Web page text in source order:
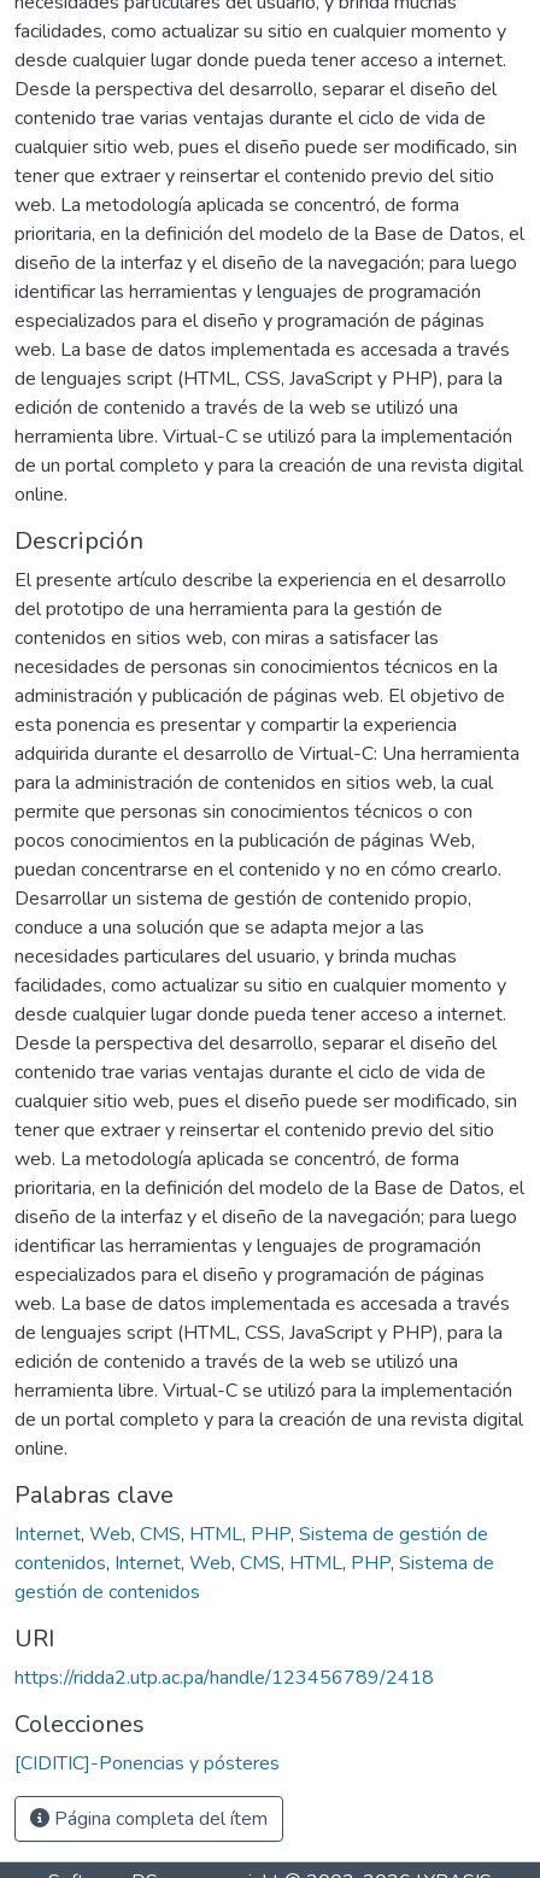
facilidades, como actualizar su sitio en cualquier momento y
desde cualquier lugar donde pueda tener acceso a internet.
Desde la perspectiva del desarrollo, separar el diseño del
contenido trae varias ventajas durante el ciclo de vida de
cualquier sitio web, pues el diseño puede ser modificado, sin
tener que extraer y reinsertar el contenido previo del sitio
web. La metodología aplicada se concentró, de forma
prioritaria, en la definición del modelo de la Base de Datos, el
diseño de la interfaz y el diseño de la navegación; para luego
identificar las herramientas y lenguajes de programación
especializados para el diseño y programación de páginas
web. La base de datos implementada es accesada a través
de lenguajes script (HTML, CSS, JavaScript y PHP), para la
edición de contenido a través de la web se utilizó una
herramienta libre. Virtual-C se utilizó para la implementación
de un portal completo y para la creación de una revista digital
online.
Descripción
El presente artículo describe la experiencia en el desarrollo
del prototipo de una herramienta para la gestión de
contenidos en sitios web, con miras a satisfacer las
necesidades de personas sin conocimientos técnicos en la
administración y publicación de páginas web. El objetivo de
esta ponencia es presentar y compartir la experiencia
adquirida durante el desarrollo de Virtual-C: Una herramienta
para la administración de contenidos en sitios web, la cual
permite que personas sin conocimientos técnicos o con
pocos conocimientos en la publicación de páginas Web,
puedan concentrarse en el contenido y no en cómo crearlo.
Desarrollar un sistema de gestión de contenido propio,
conduce a una solución que se adapta mejor a las
necesidades particulares del usuario, y brinda muchas
facilidades, como actualizar su sitio en cualquier momento y
desde cualquier lugar donde pueda tener acceso a internet.
Desde la perspectiva del desarrollo, separar el diseño del
contenido trae varias ventajas durante el ciclo de vida de
cualquier sitio web, pues el diseño puede ser modificado, sin
tener que extraer y reinsertar el contenido previo del sitio
web. La metodología aplicada se concentró, de forma
prioritaria, en la definición del modelo de la Base de Datos, el
diseño de la interfaz y el diseño de la navegación; para luego
identificar las herramientas y lenguajes de programación
especializados para el diseño y programación de páginas
web. La base de datos implementada es accesada a través
de lenguajes script (HTML, CSS, JavaScript y PHP), para la
edición de contenido a través de la web se utilizó una
herramienta libre. Virtual-C se utilizó para la implementación
de un portal completo y para la creación de una revista digital
online.
Palabras clave
Internet, Web, CMS, HTML, PHP, Sistema de gestión de
contenidos, Internet, Web, CMS, HTML, PHP, Sistema de
gestión de contenidos
URI
https://ridda2.utp.ac.pa/handle/123456789/2418
Colecciones
[CIDITIC]-Ponencias y pósteres
Página completa del ítem